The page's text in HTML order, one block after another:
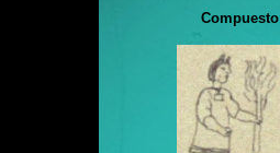
Compuesto